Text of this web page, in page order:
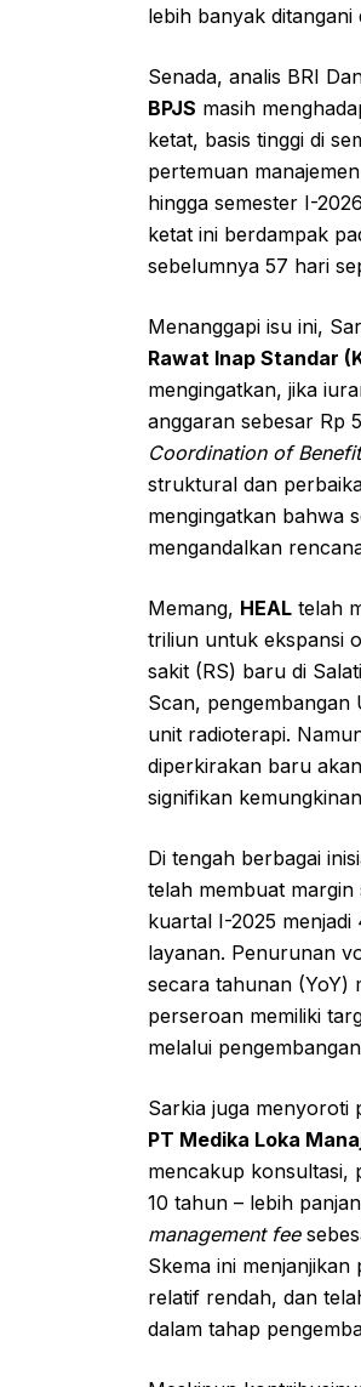
lebih banyak
Senada, analis BRI
BPJS masih
ketat, basis tinggi di
pertemuan manajemen
hingga semester I-
ketat ini berdampak
sebelumnya 57 hari
Menanggapi isu ini,
Rawat Inap Standar
mengingatkan, jika
anggaran sebesar Rp
Coordination of Benefit
struktural dan
mengingatkan bahwa
mengandalkan
Memang, HEAL telah
triliun untuk ekspansi
sakit (RS) baru di
Scan,
unit radioterapi.
diperkirakan baru
signifikan
Di tengah berbagai
telah membuat
kuartal I-2025
layanan. Penurunan
secara tahunan (YoY)
perseroan memiliki
melalui
Sarkia juga menyoroti
PT Medika Loka
mencakup konsultasi,
10 tahun – lebih
management fee
Skema ini
relatif rendah, dan
dalam tahap